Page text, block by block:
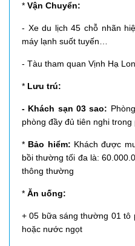
* Vận Chuyển:
- Xe du lịch 45 chỗ nhãn
máy lạnh suốt tuyến…
- Tàu tham quan Vịnh Hạ
* Lưu trú:
- Khách sạn 03 sao:
phòng đầy đủ tiên nghi trong
* Bảo hiểm: Khách được
bồi thường tối đa là:
thông thường
* Ăn uống:
+ 05 bữa sáng thường 01 tô
hoặc nước ngọt